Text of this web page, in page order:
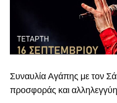
Συναυλία Αγάπης με τον
προσφοράς και